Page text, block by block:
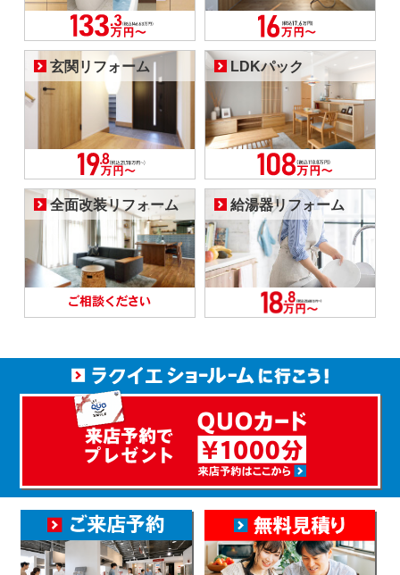
玄関リフォーム LDKパック
全面改装リフォーム 給湯器リフォーム